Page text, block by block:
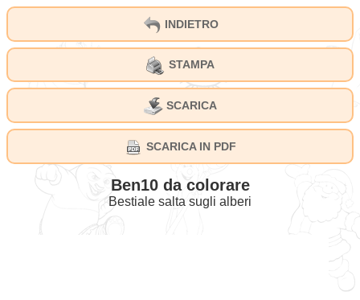
INDIETRO
STAMPA
SCARICA
SCARICA IN PDF
Ben10 da colorare
Bestiale salta sugli alberi